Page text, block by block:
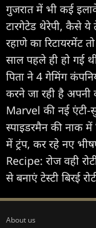
गुजरात में भी कई
टारगेटेड थेरेपी, कैसे
रहाणे का रिटायरमेंट
साल पहले ही हो गई
पिता ने 4 गेमिंग
करने जा रही है
Marvel की नई एंटी-
स्पाइडरमैन की नाक में
में ट्रंप, कर रहे नए
Recipe: रोज वही
से बनाएं टेस्टी बिरई
About us